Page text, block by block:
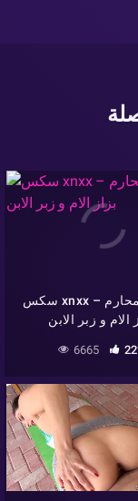
سكس xnxx – تحدي المحارم
الام و زبر الابن
6665